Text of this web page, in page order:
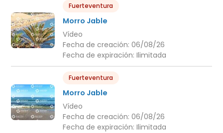
Fuerteventura
Morro Jable
Vídeo
Fecha de creación: 06/08/26
Fecha de expiración: Ilimitada
Fuerteventura
Morro Jable
Vídeo
Fecha de creación: 06/08/26
Fecha de expiración: Ilimitada